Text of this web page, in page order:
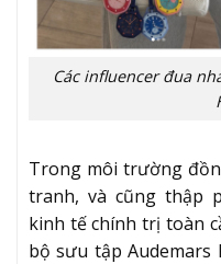
Các influencer đua
Trong môi trường
tranh, và cũng thập
kinh tế chính trị toàn
bộ sưu tập Audemars